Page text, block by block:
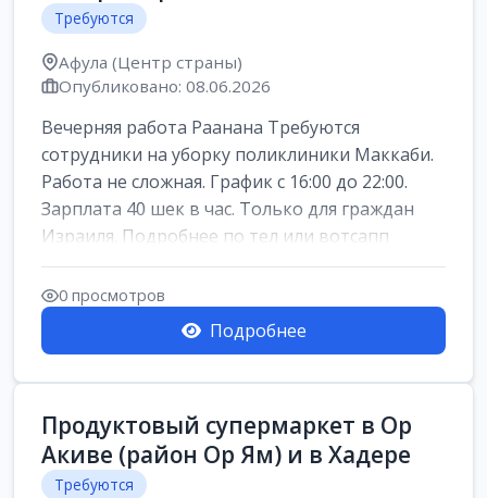
Требуются
Афула (Центр страны)
Опубликовано: 08.06.2026
Вечерняя работа Раанана Требуются
сотрудники на уборку поликлиники Маккаби.
Работа не сложная. График с 16:00 до 22:00.
Зарплата 40 шек в час. Только для граждан
Израиля. Подробнее по тел или вотсапп
0 просмотров
Подробнее
Продуктовый супермаркет в Ор
Акиве (район Ор Ям) и в Хадере
Требуются